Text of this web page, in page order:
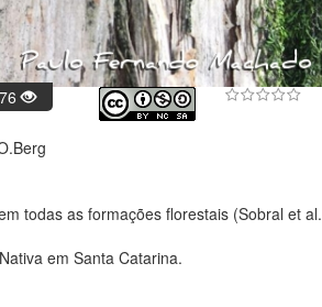
todas as formações florestais (Sobral et al.
em Santa Catarina.